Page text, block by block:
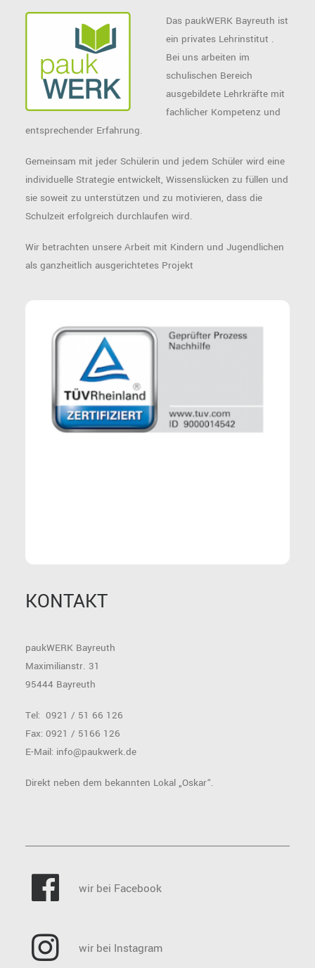
Das paukWERK Bayreuth ist
ein privates Lehrinstitut .
Bei uns arbeiten im
schulischen Bereich
ausgebildete Lehrkräfte mit
fachlicher Kompetenz und
entsprechender Erfahrung.
Gemeinsam mit jeder Schülerin und jedem Schüler wird eine
individuelle Strategie entwickelt, Wissenslücken zu füllen und
sie soweit zu unterstützen und zu motivieren, dass die
Schulzeit erfolgreich durchlaufen wird.
Wir betrachten unsere Arbeit mit Kindern und Jugendlichen
als ganzheitlich ausgerichtetes Projekt
KONTAKT
paukWERK Bayreuth
Maximilianstr. 31
95444 Bayreuth
Tel: 0921 / 51 66 126
Fax: 0921 / 5166 126
E-Mail: info@paukwerk.de
Direkt neben dem bekannten Lokal „Oskar“.
wir bei Facebook
wir bei Instagram